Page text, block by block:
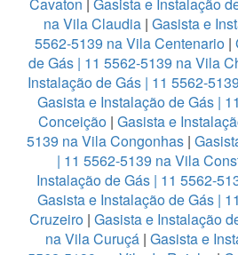
Cavaton | Gasista e Instalação
na Vila Claudia| Gasista e
5562-5139 na Vila Centenario |
de Gás | 11 5562-5139 na Vila
Instalação de Gás | 11 5562-
Gasista e Instalação de Gás |
Conceição| Gasista e
5139 na Vila Congonhas |
| 11 5562-5139 na Vila
Instalação de Gás | 11 5562-
Gasista e Instalação de Gás |
Cruzeiro | Gasista e Instalação
na Vila Curuçá | Gasista e